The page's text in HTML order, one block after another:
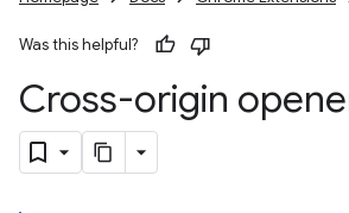
Was this helpful?
Cross-origin